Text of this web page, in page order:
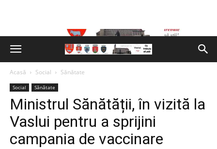
Acasă Social Sănătate
Social Sănătate
Ministrul Sănătății, în vizită la
Vaslui pentru a sprijini
campania de vaccinare